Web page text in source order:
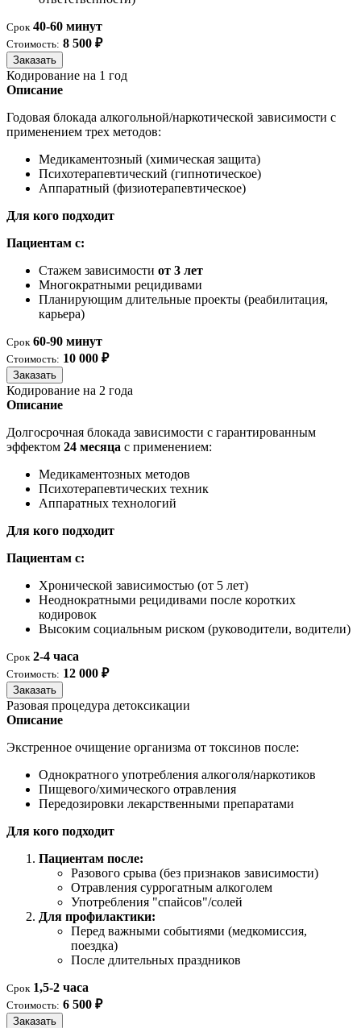
Срок 40-60 минут
Стоимость: 8 500 ₽
Заказать
Кодирование на 1 год
Описание
Годовая блокада алкогольной/наркотической зависимости с
применением трех методов:
Медикаментозный (химическая защита)
Психотерапевтический (гипнотическое)
Аппаратный (физиотерапевтическое)
Для кого подходит
Пациентам с:
Стажем зависимости от 3 лет
Многократными рецидивами
Планирующим длительные проекты (реабилитация,
карьера)
Срок 60-90 минут
Стоимость: 10 000 ₽
Заказать
Кодирование на 2 года
Описание
Долгосрочная блокада зависимости с гарантированным
эффектом 24 месяца с применением:
Медикаментозных методов
Психотерапевтических техник
Аппаратных технологий
Для кого подходит
Пациентам с:
Хронической зависимостью (от 5 лет)
Неоднократными рецидивами после коротких
кодировок
Высоким социальным риском (руководители, водители)
Срок 2-4 часа
Стоимость: 12 000 ₽
Заказать
Разовая процедура детоксикации
Описание
Экстренное очищение организма от токсинов после:
Однократного употребления алкоголя/наркотиков
Пищевого/химического отравления
Передозировки лекарственными препаратами
Для кого подходит
Пациентам после:
Разового срыва (без признаков зависимости)
Отравления суррогатным алкоголем
Употребления "спайсов"/солей
Для профилактики:
Перед важными событиями (медкомиссия,
поездка)
После длительных праздников
Срок 1,5-2 часа
Стоимость: 6 500 ₽
Заказать